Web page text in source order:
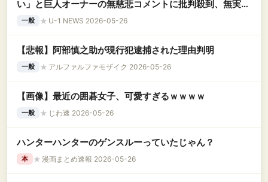
い」と巨人オーナーの無慈悲コメントに批判殺到、無実だ
った可能性も高まっているのに……
一般 ★ U-1 NEWS 2026-05-26
【悲報】阿部慎之助が現行犯逮捕された理由判明
一般 ★ アルファルファモザイク 2026-05-26
【画像】最近の囲碁女子、可愛すぎるｗｗｗｗ
一般 ★ じわ速 2026-05-26
ハンターハンターのゲンスルーっていたじゃん？
本 ★ 漫画まとめ速報 2026-05-26